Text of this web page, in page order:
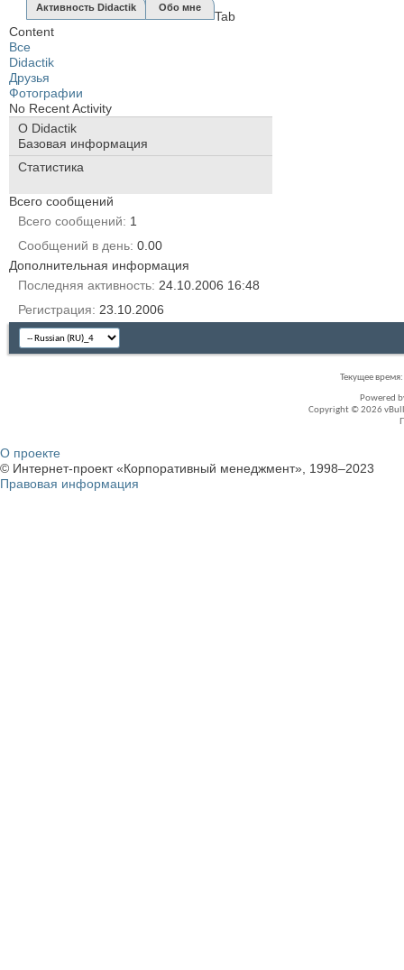
Активность Didactik Обо мне
Tab
Content
Все
Didactik
Друзья
Фотографии
No Recent Activity
О Didactik
Базовая информация
Статистика
Всего сообщений
Всего сообщений
1
Сообщений в день 0.00
Дополнительная информация
Последняя активность 24.10.2006 16:48
Регистрация
23.10.2006
Текущее время:
Powered
Copyright © 2026
О проекте
© Интернет-проект «Корпоративный менеджмент», 1998–2023
Правовая информация